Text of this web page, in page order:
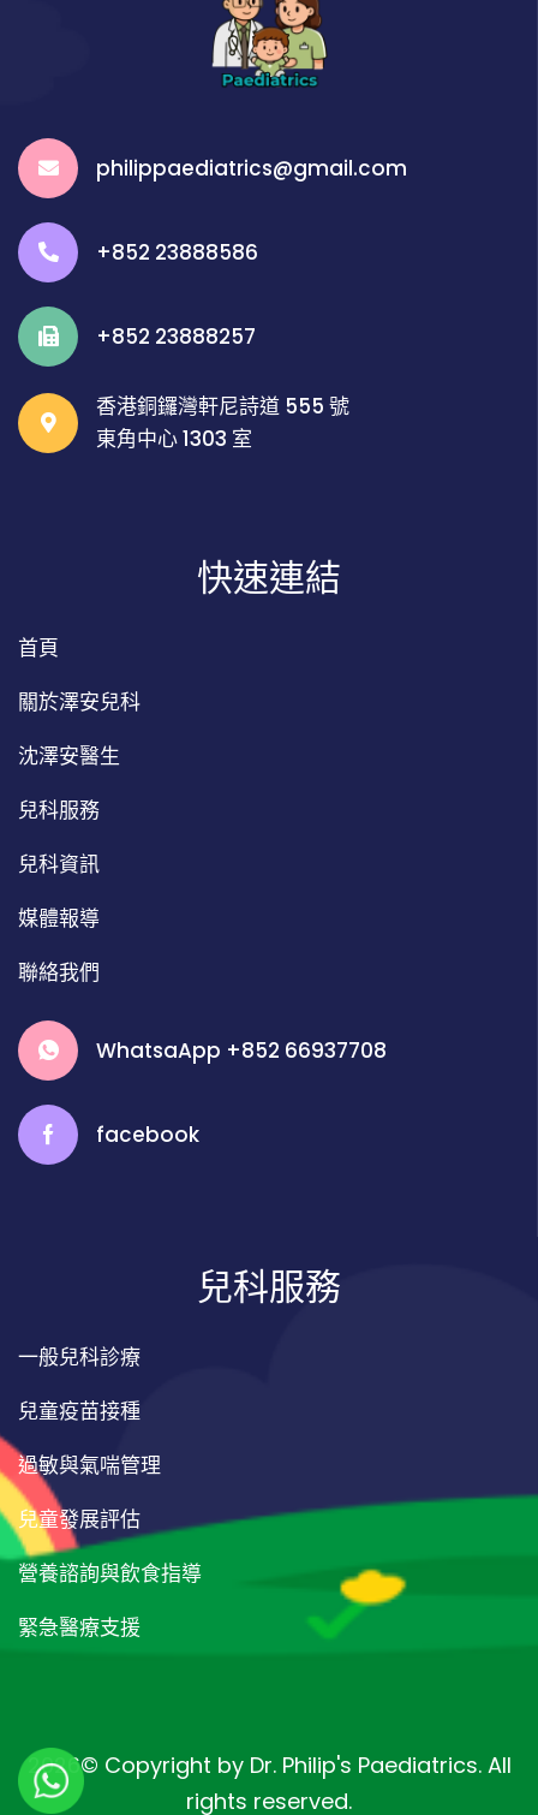
philippaediatrics@gmail.com
+852 23888586
+852 23888257
香港銅鑼灣軒尼詩道 555 號
東角中心 1303 室
快速連結
首頁
關於澤安兒科
沈澤安醫生
兒科服務
兒科資訊
媒體報導
聯絡我們
WhatsaApp +852 66937708
facebook
兒科服務
一般兒科診療
兒童疫苗接種
過敏與氣喘管理
兒童發展評估
營養諮詢與飲食指導
緊急醫療支援
2026© Copyright by Dr. Philip's Paediatrics. All
rights reserved.